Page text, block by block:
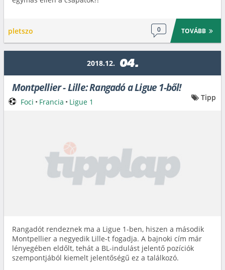
pletszo 0 TOVÁBB
2018.12. 04.
Montpellier - Lille: Rangadó a Ligue 1-ből!
Rangadót rendeznek ma a Ligue 1-ben, hiszen a második
Montpellier a negyedik Lille-t fogadja. A bajnoki cím már
lényegében eldőlt, tehát a BL-indulást jelentő pozíciók
szempontjából kiemelt jelentőségű ez a találkozó.
Foci • Francia • Ligue 1 Tipp